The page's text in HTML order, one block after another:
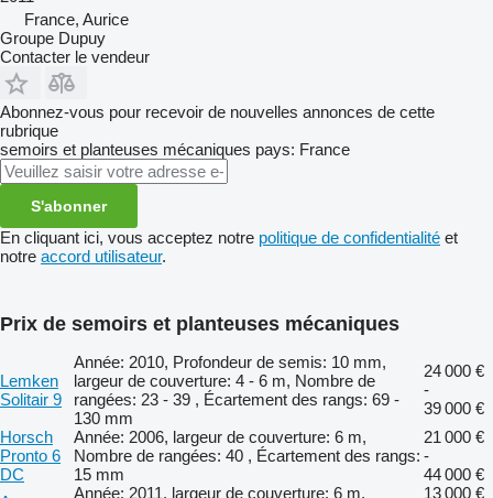
France, Aurice
Groupe Dupuy
Contacter le vendeur
Abonnez-vous pour recevoir de nouvelles annonces de cette
rubrique
semoirs et planteuses mécaniques pays: France
S'abonner
En cliquant ici, vous acceptez notre politique de confidentialité et
notre accord utilisateur.
Prix de semoirs et planteuses mécaniques
Lemken
Solitair 9
Année: 2010, Profondeur de semis: 10 mm,
largeur de couverture: 4 - 6 m, Nombre de
rangées: 23 - 39 , Écartement des rangs: 69 -
130 mm
24 000 €
-
39 000 €
Horsch
Pronto 6
DC
Année: 2006, largeur de couverture: 6 m,
Nombre de rangées: 40 , Écartement des rangs:
15 mm
21 000 €
-
44 000 €
Année: 2011, largeur de couverture: 6 m,
13 000 €